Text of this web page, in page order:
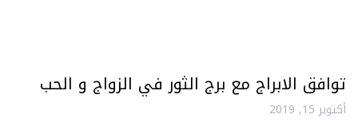
توافق الابراج مع برج الثور في الزواج و الحب
أكتوبر 15, 2019